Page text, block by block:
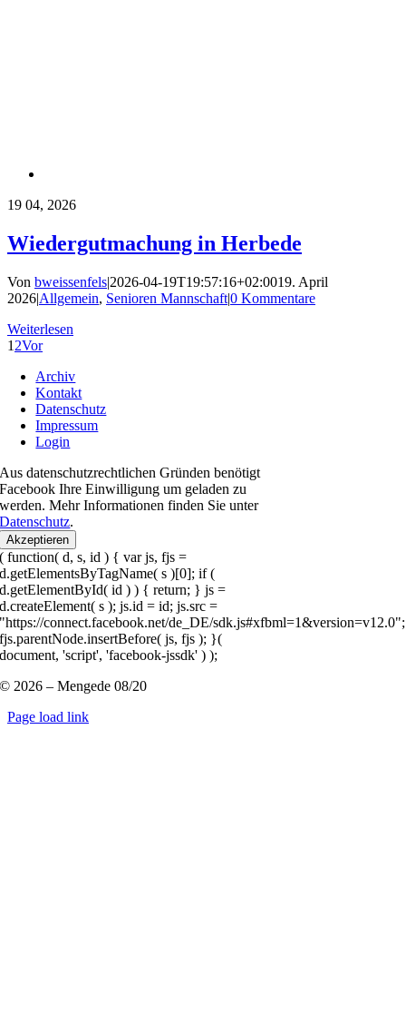
19 04, 2026
Wiedergutmachung in Herbede
Von bweissenfels|2026-04-19T19:57:16+02:0019. April
2026|Allgemein, Senioren Mannschaft|0 Kommentare
Weiterlesen
1 2Vor
Archiv
Kontakt
Datenschutz
Impressum
Login
Aus datenschutzrechtlichen Gründen benötigt
Facebook Ihre Einwilligung um geladen zu
werden. Mehr Informationen finden Sie unter
Datenschutz.
Akzeptieren
( function( d, s, id ) { var js, fjs =
d.getElementsByTagName( s )[0]; if (
d.getElementById( id ) ) { return; } js =
d.createElement( s ); js.id = id; js.src =
"https://connect.facebook.net/de_DE/sdk.js#xfbml=1&version=v12.0";
fjs.parentNode.insertBefore( js, fjs ); }(
document, 'script', 'facebook-jssdk' ) );
© 2026 – Mengede 08/20
Page load link